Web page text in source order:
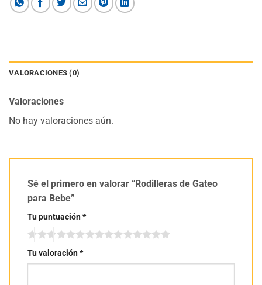
VALORACIONES (0)
Valoraciones
No hay valoraciones aún.
Sé el primero en valorar “Rodilleras de Gateo
para Bebe”
Tu puntuación*
Tu valoración*